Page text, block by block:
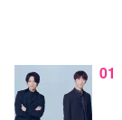
01